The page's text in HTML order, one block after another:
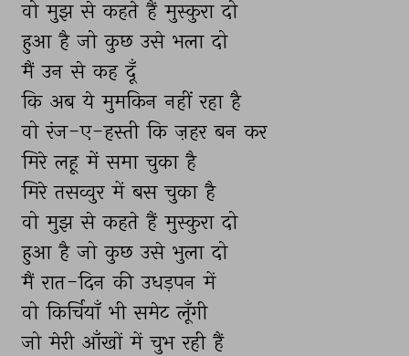
वो मुझ से कहते हैं मुस्कुरा दो
हुआ है जो कुछ उसे भला दो
मैं उन से कह दूँ
कि अब ये मुमकिन नहीं रहा है
वो रंज-ए-हस्ती कि ज़हर बन कर
मिरे लहू में समा चुका है
मिरे तसव्वुर में बस चुका है
वो मुझ से कहते हैं मुस्कुरा दो
हुआ है जो कुछ उसे भुला दो
मैं रात-दिन की उधड़पन में
वो किर्चियाँ भी समेट लूँगी
जो मेरी आँखों में चुभ रही हैं